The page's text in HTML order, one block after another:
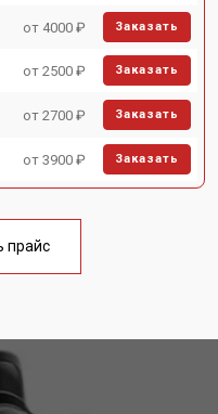
от 4000 ₽ Заказать
от 2500 ₽ Заказать
от 2700 ₽ Заказать
от 3900 ₽ Заказать
прайс